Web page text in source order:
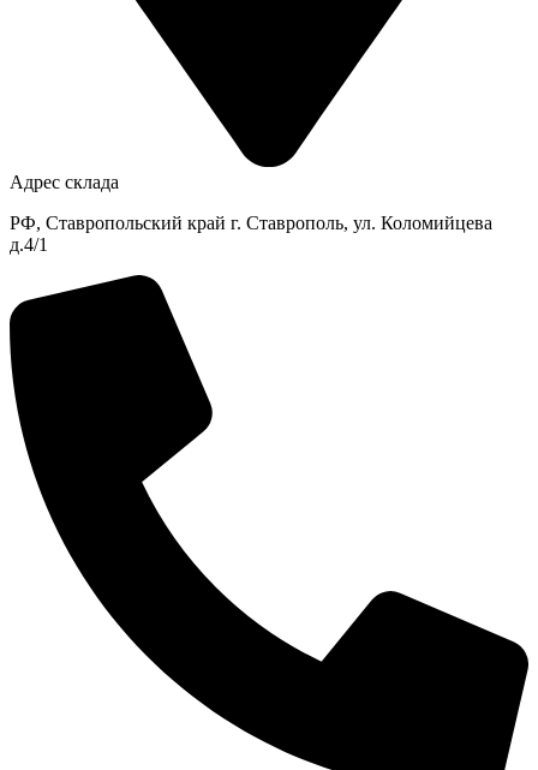
Адрес склада
РФ, Ставропольский край г. Ставрополь, ул. Коломийцева
д.4/1